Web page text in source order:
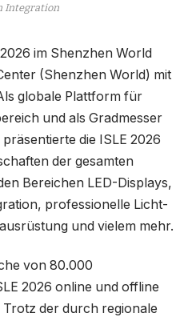
Integration
im Shenzhen World
(Shenzhen World) mit
globale Plattform für
und als Gradmesser
die ISLE 2026
der gesamten
Bereichen LED-Displays,
professionelle Licht-
und vielem mehr.
von 80.000
2026 online und offline
der durch regionale